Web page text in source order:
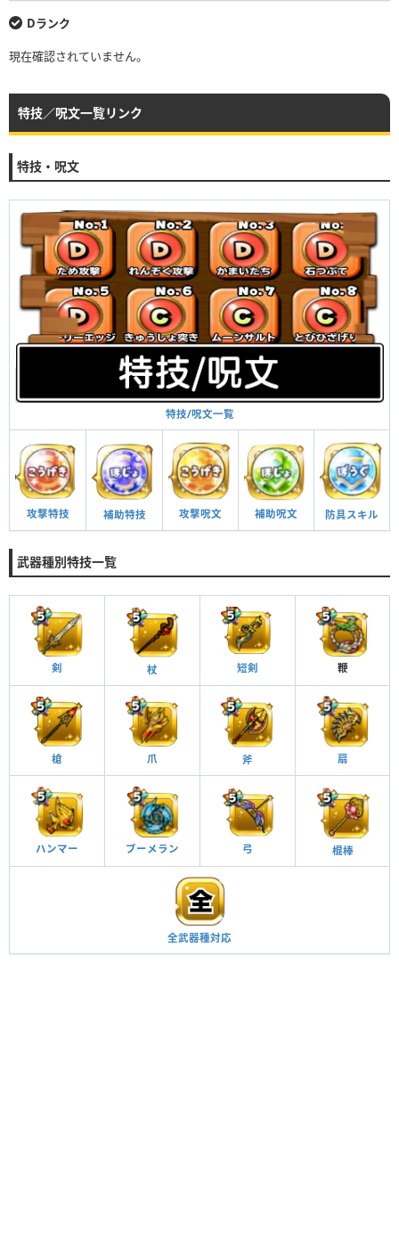
Dランク
現在確認されていません。
特技／呪文一覧リンク
特技・呪文
特技/呪文一覧
攻撃特技 補助特技 攻撃呪文 補助呪文 防具スキル
武器種別特技一覧
剣 杖 短剣 鞭
槍 爪 斧 扇
ハンマー ブーメラン 弓 棍棒
全武器種対応